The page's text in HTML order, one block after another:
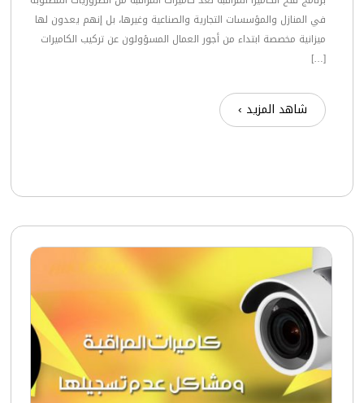
في المنازل والمؤسسات التجارية والصناعية وغيرها، بل إنهم يعدون لها
ميزانية مخصصة ابتداء من أجور العمال المسؤولون عن تركيب الكاميرات
[…]
شاهد المزيد ›